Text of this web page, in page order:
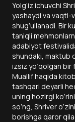
Yolg‘iz ichuvchi
yashaydi va vaqti-
shug‘ullanadi. Bir
taniqli
adabiyot
shundaki, maktub
izsiz yo‘qolgan bir
Muallif haqida
tashqari deyarli
uning hozirgi
so‘ng, Shriver
borishga qaror